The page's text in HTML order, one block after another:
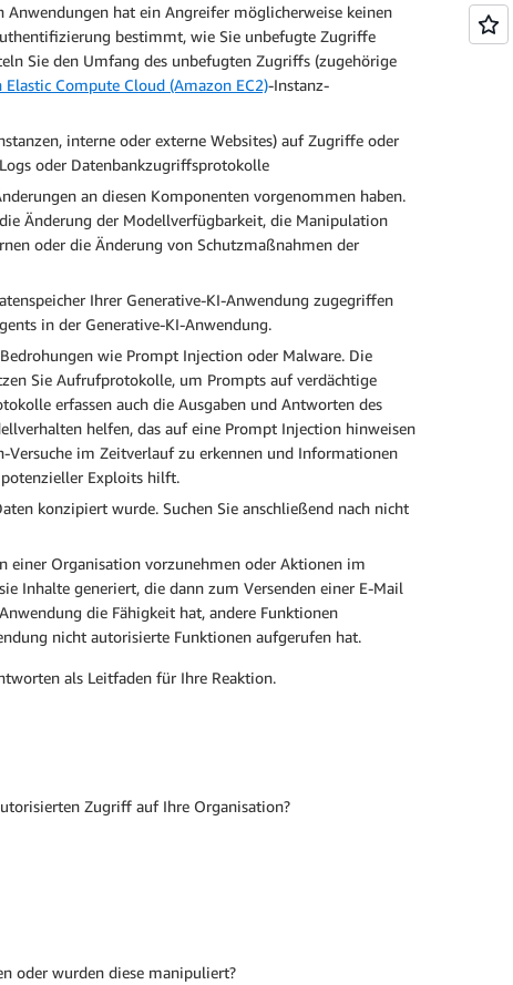
hat ein Angreifer möglicherweise keinen
bestimmt, wie Sie unbefugte Zugriffe
Sie den Umfang des unbefugten Zugriffs (zugehörige
Elastic Compute Cloud (Amazon EC2)-Instanz-
interne oder externe Websites) auf Zugriffe oder
oder Datenbankzugriffsprotokolle
an diesen Komponenten vorgenommen haben.
Änderung der Modellverfügbarkeit, die Manipulation
oder die Änderung von Schutzmaßnahmen der
Ihrer Generative-KI-Anwendung zugegriffen
in der Generative-KI-Anwendung.
wie Prompt Injection oder Malware. Die
Sie Aufrufprotokolle, um Prompts auf verdächtige
erfassen auch die Ausgaben und Antworten des
helfen, das auf eine Prompt Injection hinweisen
im Zeitverlauf zu erkennen und Informationen
Exploits hilft.
konzipiert wurde. Suchen Sie anschließend nach nicht
einer Organisation vorzunehmen oder Aktionen im
Inhalte generiert, die dann zum Versenden einer E-Mail
die Fähigkeit hat, andere Funktionen
nicht autorisierte Funktionen aufgerufen hat.
als Leitfaden für Ihre Reaktion.
Zugriff auf Ihre Organisation?
oder wurden diese manipuliert?